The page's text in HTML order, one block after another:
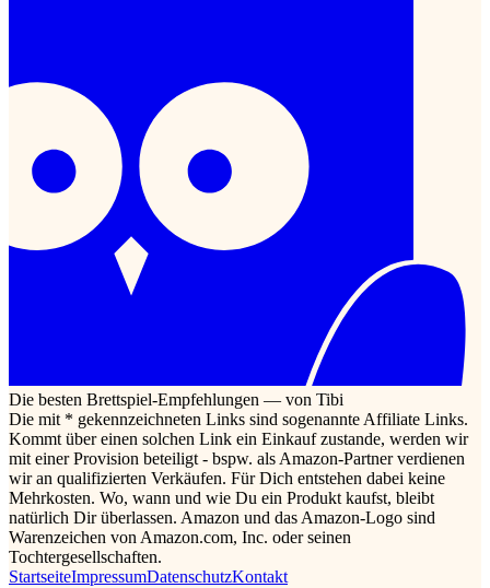
Die besten Brettspiel-Empfehlungen — von Tibi
Die mit * gekennzeichneten Links sind sogenannte Affiliate Links.
Kommt über einen solchen Link ein Einkauf zustande, werden wir
mit einer Provision beteiligt - bspw. als Amazon-Partner verdienen
wir an qualifizierten Verkäufen. Für Dich entstehen dabei keine
Mehrkosten. Wo, wann und wie Du ein Produkt kaufst, bleibt
natürlich Dir überlassen. Amazon und das Amazon-Logo sind
Warenzeichen von Amazon.com, Inc. oder seinen
Tochtergesellschaften.
StartseiteImpressumDatenschutzKontakt